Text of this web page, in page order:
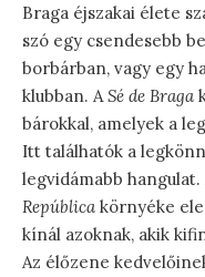
Braga éjszakai élete
szó egy csendesebb
borbárban, vagy egy
klubban. A Sé de Braga
bárokkal, amelyek a
Itt találhatók a
legvidámabb hangulat.
República környéke
kínál azoknak, akik
Az élőzene